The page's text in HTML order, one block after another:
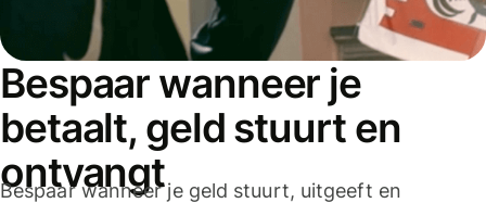
Bespaar wanneer je
betaalt, geld stuurt en
ontvangt
Bespaar wanneer je geld stuurt, uitgeeft en